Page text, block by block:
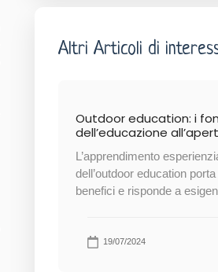
Altri Articoli di
Outdoor education: i
dell’educazione
L’apprendimento
dell’outdoor education
benefici e risponde a
19/07/2024